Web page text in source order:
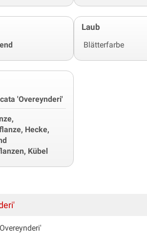
Laub
Blätterfarbe
'Overeynderi'
Hecke,
Kübel